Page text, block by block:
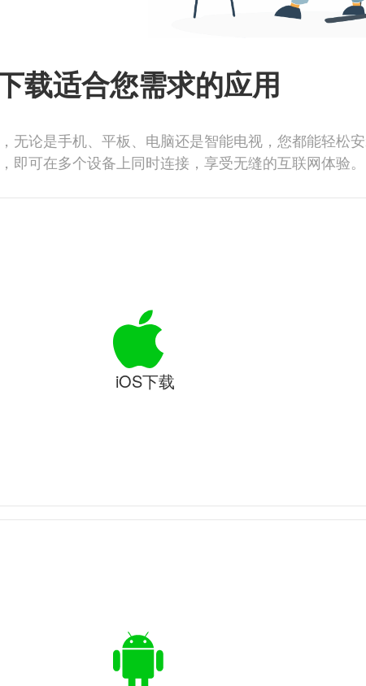
载适合您需求的应用
无论是手机、平板、电脑还是智能电视，您都能轻松安
即可在多个设备上同时连接，享受无缝的互联网体验。
iOS下载